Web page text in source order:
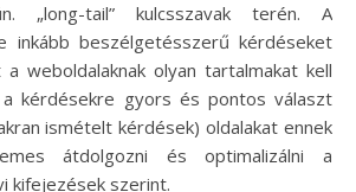
„long-tail” kulcsszavak terén. A
inkább beszélgetésszerű kérdéseket
weboldalaknak olyan tartalmakat kell
a kérdésekre gyors és pontos választ
ismételt kérdések) oldalakat ennek
átdolgozni és optimalizálni a
kifejezések szerint.